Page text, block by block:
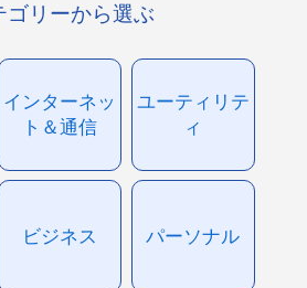
ゴリーから選ぶ
インターネッ
ト＆通信
ユーティリテ
ィ
ビジネス パーソナル